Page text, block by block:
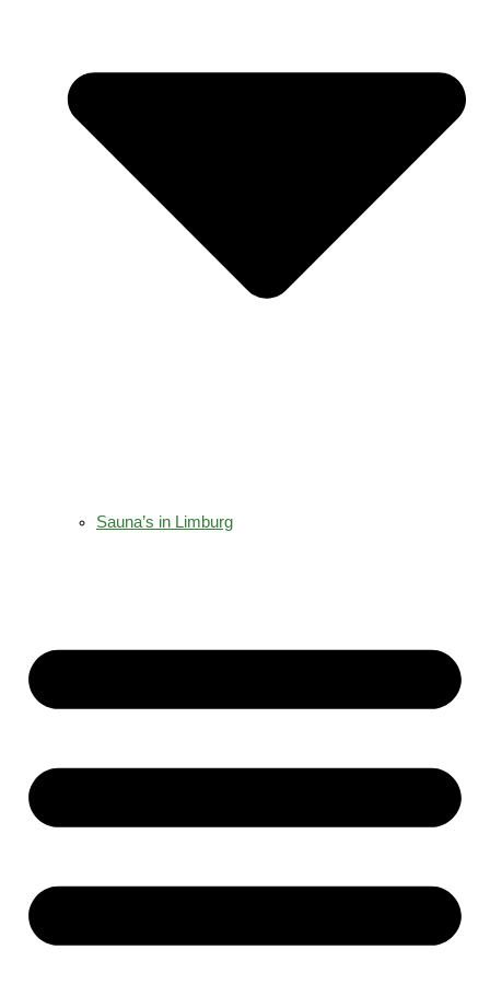
Sauna’s in Limburg